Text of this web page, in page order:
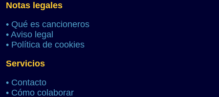
Notas legales
• Qué es cancioneros
• Aviso legal
• Política de cookies
Servicios
• Contacto
• Cómo colaborar